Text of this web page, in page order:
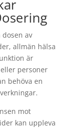
av
allmän hälsa
är
personer
behöva en
mot
kan uppleva